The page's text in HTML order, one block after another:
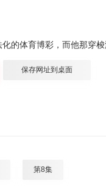
的体育博彩，而他那穿
保存网址到桌面
第8集